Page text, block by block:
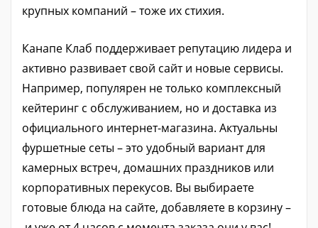
крупных компаний – тоже их стихия.
Канапе Клаб поддерживает репутацию лидера и
активно развивает свой сайт и новые сервисы.
Например, популярен не только комплексный
кейтеринг с обслуживанием, но и доставка из
официального интернет-магазина. Актуальны
фуршетные сеты – это удобный вариант для
камерных встреч, домашних праздников или
корпоративных перекусов. Вы выбираете
готовые блюда на сайте, добавляете в корзину –